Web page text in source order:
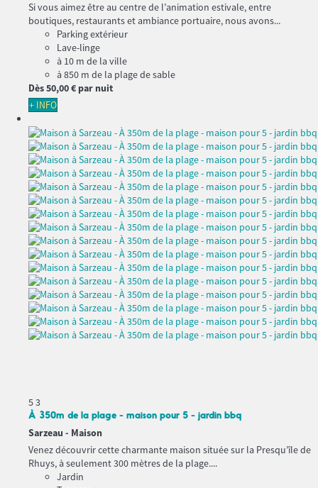
Si vous aimez être au centre de l’animation estivale, entre
boutiques, restaurants et ambiance portuaire, nous avons...
Parking extérieur
Lave-linge
à 10 m de la ville
à 850 m de la plage de sable
Dès50,00 € par nuit
+ INFO
53
À 350m de la plage - maison pour 5 - jardin bbq
Sarzeau - Maison
Venez découvrir cette charmante maison située sur la Presqu’île de
Rhuys, à seulement 300 mètres de la plage....
Jardin